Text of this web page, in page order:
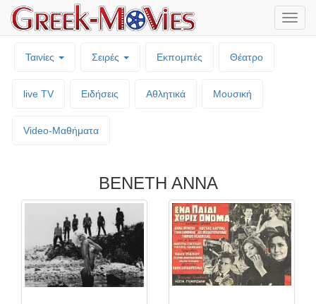
Ταινίες Σειρές Εκπομπές Θέατρο
live TV Ειδήσεις Αθλητικά Μουσική
Video-Mαθήματα
ΒΕΝΕΤΗ ΑΝΝΑ